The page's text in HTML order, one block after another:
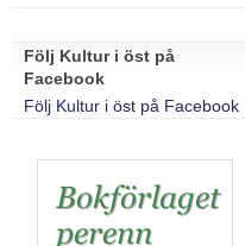
Följ Kultur i öst på
Facebook
Följ Kultur i öst på Facebook